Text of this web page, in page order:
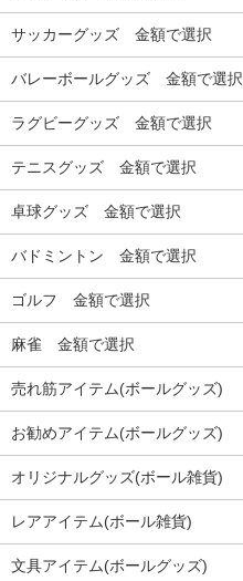
サッカーグッズ 金額で選択
バレーボールグッズ 金額で選択
ラグビーグッズ 金額で選択
テニスグッズ 金額で選択
卓球グッズ 金額で選択
バドミントン 金額で選択
ゴルフ 金額で選択
麻雀 金額で選択
売れ筋アイテム(ボールグッズ)
お勧めアイテム(ボールグッズ)
オリジナルグッズ(ボール雑貨)
レアアイテム(ボール雑貨)
文具アイテム(ボールグッズ)